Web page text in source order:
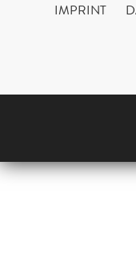
IMPRINT